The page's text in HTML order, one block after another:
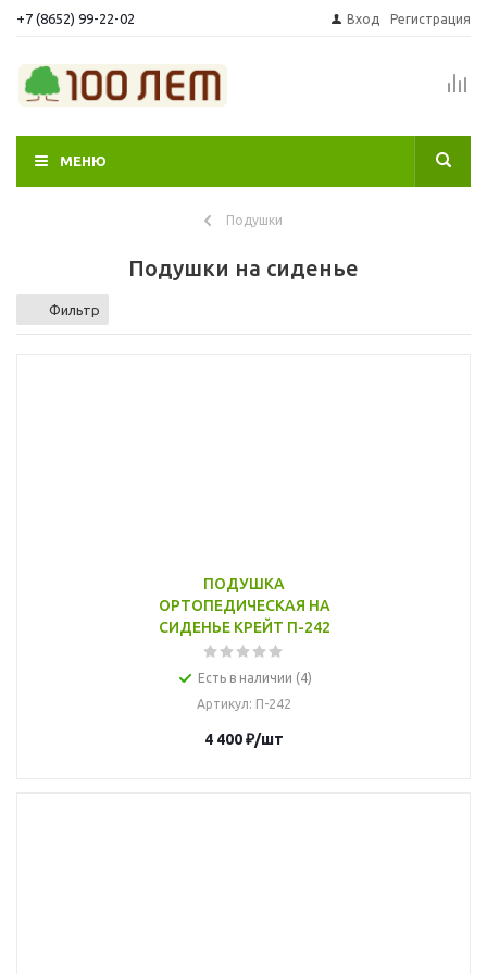
+7 (8652) 99-22-02 Вход Регистрация
МЕНЮ
Подушки
Подушки на сиденье
Фильтр
ПОДУШКА
ОРТОПЕДИЧЕСКАЯ НА
СИДЕНЬЕ КРЕЙТ П-242
Есть в наличии (4)
Артикул: П-242
4 400₽/шт